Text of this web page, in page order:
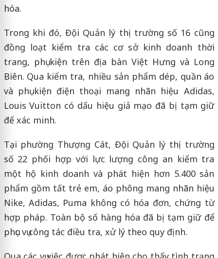
hóa.
Trong khi đó, Đội Quản lý thị trường số 16 cũng
đồng loạt kiểm tra các cơ sở kinh doanh thời
trang, phụ kiện trên địa bàn Việt Hưng và Long
Biên. Qua kiểm tra, nhiều sản phẩm dép, quần áo
và phụ kiện điện thoại mang nhãn hiệu Adidas,
Louis Vuitton có dấu hiệu giả mạo đã bị tạm giữ
để xác minh.
Tại phường Thượng Cát, Đội Quản lý thị trường
số 22 phối hợp với lực lượng công an kiểm tra
một hộ kinh doanh và phát hiện hơn 5.400 sản
phẩm gồm tất trẻ em, áo phông mang nhãn hiệu
Nike, Adidas, Puma không có hóa đơn, chứng từ
hợp pháp. Toàn bộ số hàng hóa đã bị tạm giữ để
phục vụ công tác điều tra, xử lý theo quy định.